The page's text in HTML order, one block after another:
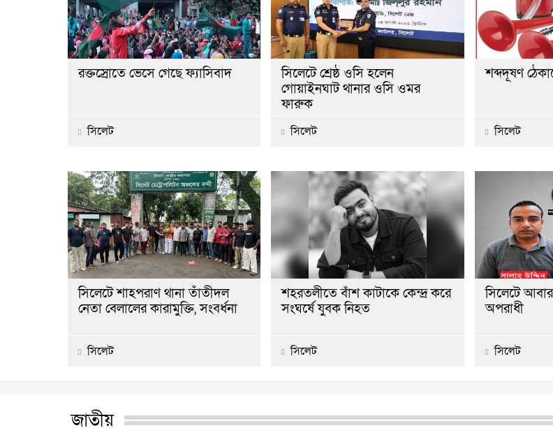
রক্তস্রোতে ভেসে গেছে ফ্যাসিবাদ
সিলেট
সিলেটে শ্রেষ্ঠ ওসি হলেন
গোয়াইনঘাট থানার ওসি ওমর
ফারুক
সিলেট
শব্দদূষণ
সিলেট
সিলেটে শাহপরাণ থানা তাঁতীদল
নেতা বেলালের কারামুক্তি, সংবর্ধনা
সিলেট
শহরতলীতে বাঁশ কাটাকে কেন্দ্র করে
সংঘর্ষে যুবক নিহত
সিলেট
সিলেটে
অপরাধী
সিলেট
জাতীয়